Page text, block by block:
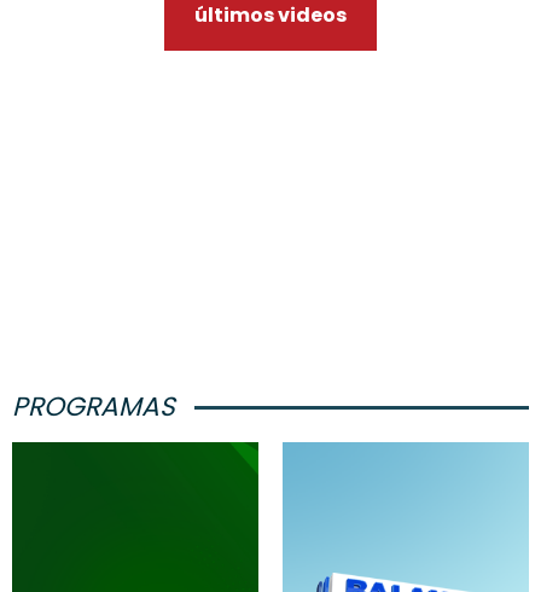
últimos videos
PROGRAMAS